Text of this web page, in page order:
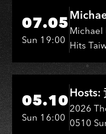
Hi-Ing Music Hall
07.05
Sun 19:00
Michael
Hits
Hi-Ing Music Hall
05.10
Sun 16:00
Hosts:
敏、王
2026
0510